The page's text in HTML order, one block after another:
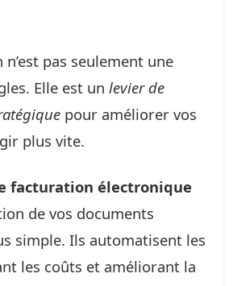
pas seulement une
Elle est un levier de
pour améliorer vos
plus vite.
facturation électronique
de vos documents
simple. Ils automatisent les
les coûts et améliorant la